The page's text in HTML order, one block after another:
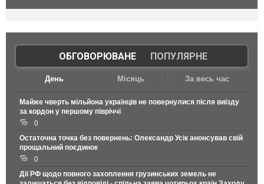
ОБГОВОРЮВАНЕ| ПОПУЛЯРНЕ
День Місяць За весь час
Майже чверть мільйона українців не повернулися після виїзду
за кордон у першому півріччі
0
Остаточна точка без повернень: Олександр Усік анонсував свій
прощальний поєдинок
0
Дії РФ щодо повного захоплення грузинських земель не